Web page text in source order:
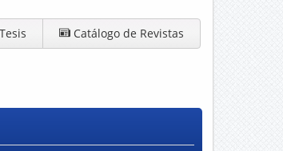
Catálogo de Revistas